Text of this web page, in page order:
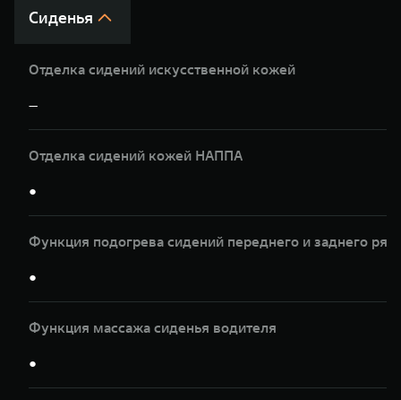
Сиденья
Отделка сидений искусственной кожей
—
Отделка сидений кожей НАППА
●
Функция подогрева сидений переднего и заднего
●
Функция массажа сиденья водителя
●